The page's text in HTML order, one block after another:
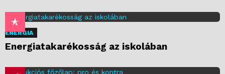
ENERGIA
Energiatakarékosság az iskolában